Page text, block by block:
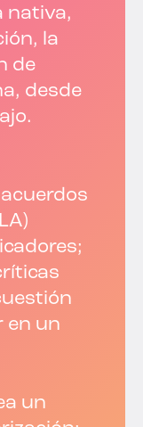
nativa,
la
de
desde
en un
un